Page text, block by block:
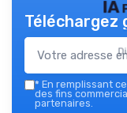
IA
* En remplissant
des fins
partenaires.